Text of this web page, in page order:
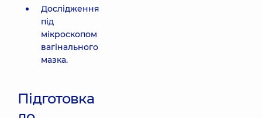
Дослідження
під
мікроскопом
вагінального
мазка.
Підготовка